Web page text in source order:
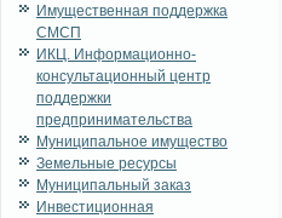
Имущественная поддержка
СМСП
ИКЦ. Информационно-
консультационный центр
поддержки
предпринимательства
Муниципальное имущество
Земельные ресурсы
Муниципальный заказ
Инвестиционная